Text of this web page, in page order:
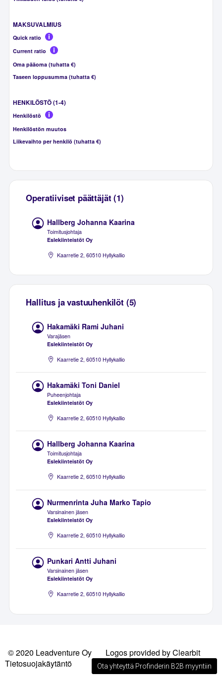
MAKSUVALMIUS
Quick ratio
Current ratio
Oma pääoma (tuhatta €)
Taseen loppusumma (tuhatta €)
HENKILÖSTÖ (1-4)
Henkilöstö
Henkilöstön muutos
Liikevaihto per henkilö (tuhatta €)
Operatiiviset päättäjät (1)
Hallberg Johanna Kaarina
Toimitusjohtaja
Eslekiinteistöt Oy
Kaarretie 2, 60510 Hyllykallio
Hallitus ja vastuuhenkilöt (5)
Hakamäki Rami Juhani
Varajäsen
Eslekiinteistöt Oy
Kaarretie 2, 60510 Hyllykallio
Hakamäki Toni Daniel
Puheenjohtaja
Eslekiinteistöt Oy
Kaarretie 2, 60510 Hyllykallio
Hallberg Johanna Kaarina
Toimitusjohtaja
Eslekiinteistöt Oy
Kaarretie 2, 60510 Hyllykallio
Nurmenrinta Juha Marko Tapio
Varsinainen jäsen
Eslekiinteistöt Oy
Kaarretie 2, 60510 Hyllykallio
Punkari Antti Juhani
Varsinainen jäsen
Eslekiinteistöt Oy
Kaarretie 2, 60510 Hyllykallio
© 2020 Leadventure Oy
Logos provided by Clearbit
Tietosuojakäytäntö
Ota yhteyttä Profinderin B2B myyntiin